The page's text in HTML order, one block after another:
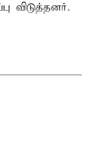
விடுத்தனர்.